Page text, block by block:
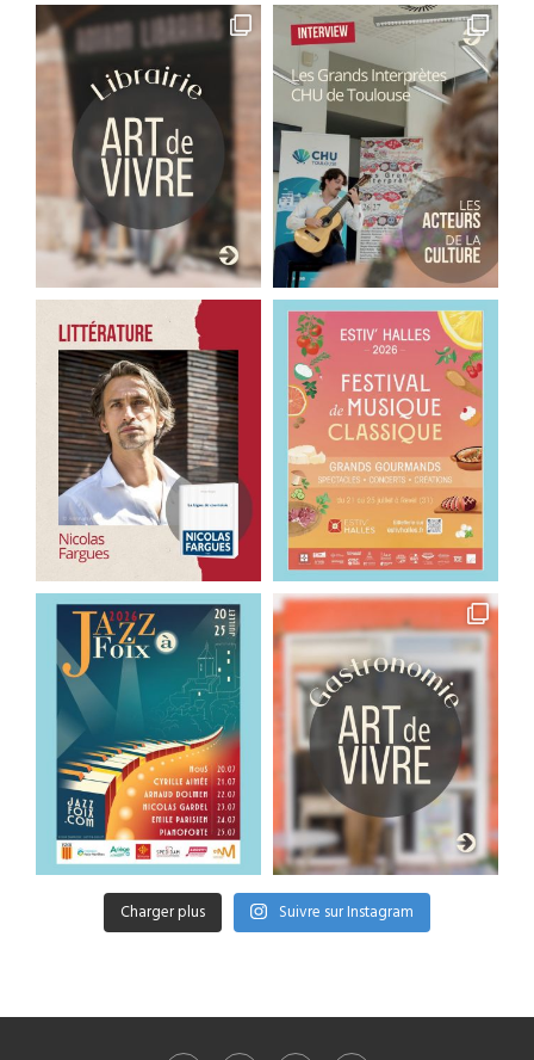
Charger plus Suivre sur Instagram